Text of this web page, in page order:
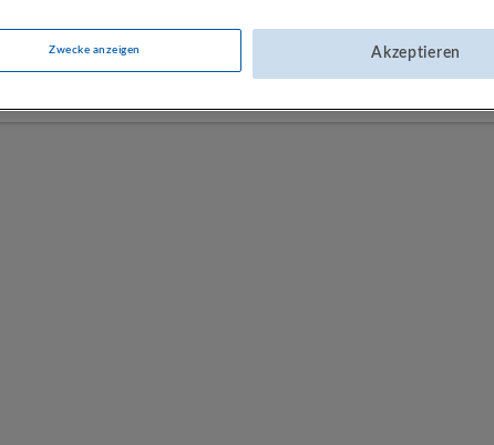
Öffentliche Verwaltung | Rechtsberatung und Wirtschaftsprüfung |
Sonstige Dienstleistungen | Sozialwesen | Verkehr | Verlagswesen |
Zwecke anzeigen Akzeptieren